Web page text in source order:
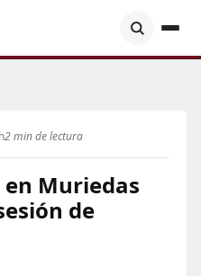
2 min de lectura
Muriedas
de